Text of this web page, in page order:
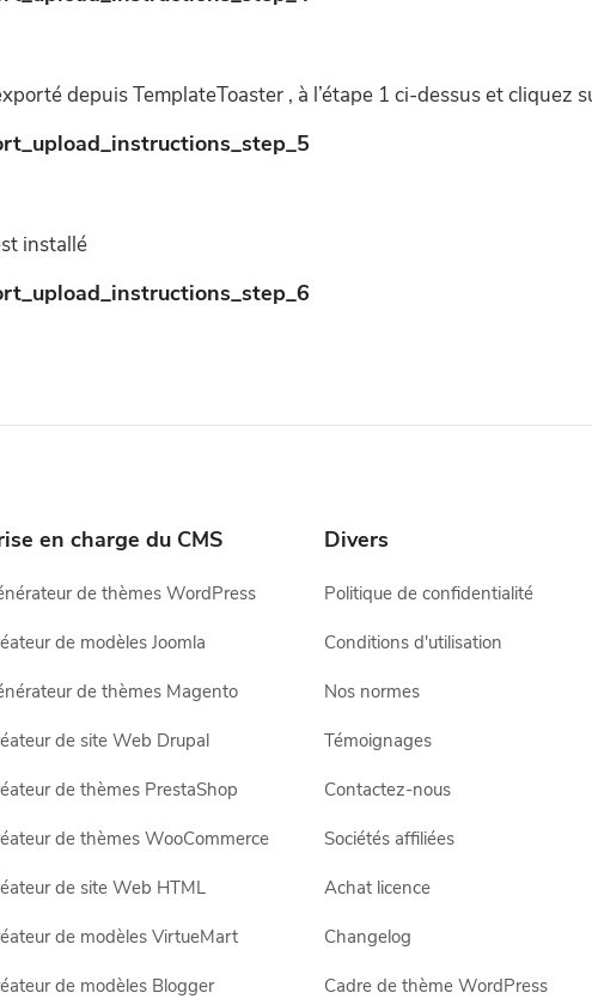
depuis TemplateToaster , à l’étape 1 ci-dessus et cliquez
installé
en charge du CMS
de thèmes WordPress
de modèles Joomla
de thèmes Magento
de site Web Drupal
de thèmes PrestaShop
de thèmes WooCommerce
de site Web HTML
de modèles VirtueMart
de modèles Blogger
Divers
Politique de confidentialité
Conditions d'utilisation
Nos normes
Témoignages
Contactez-nous
Sociétés affiliées
Achat licence
Changelog
Cadre de thème WordPress